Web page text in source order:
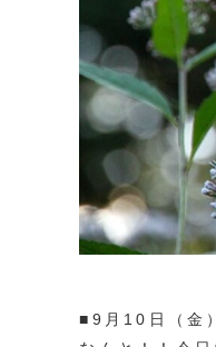
■9月10日（金